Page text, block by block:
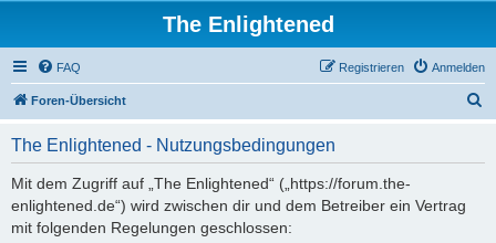
The Enlightened
FAQ Anmelden
Registrieren
Foren-Übersicht
The Enlightened - Nutzungsbedingungen
Mit dem Zugriff auf „The Enlightened“ („https://forum.the-
enlightened.de“) wird zwischen dir und dem Betreiber ein Vertrag
mit folgenden Regelungen geschlossen: